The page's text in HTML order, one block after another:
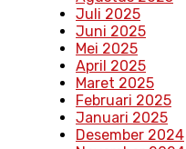
Juli 2025
Juni 2025
Mei 2025
April 2025
Maret 2025
Februari 2025
Januari 2025
Desember 2024